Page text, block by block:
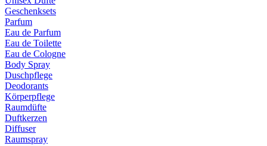
Geschenksets
Parfum
Eau de Parfum
Eau de Toilette
Eau de Cologne
Body Spray
Duschpflege
Deodorants
Körperpflege
Raumdüfte
Duftkerzen
Diffuser
Raumspray